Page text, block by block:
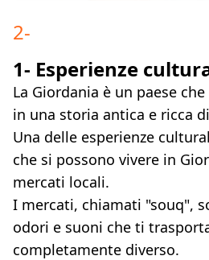
2-
1- Esperienze
La Giordania è un paese
in una storia antica e ricca
Una delle esperienze
che si possono vivere in
mercati locali.
I mercati, chiamati "souq",
odori e suoni che ti
completamente diverso.